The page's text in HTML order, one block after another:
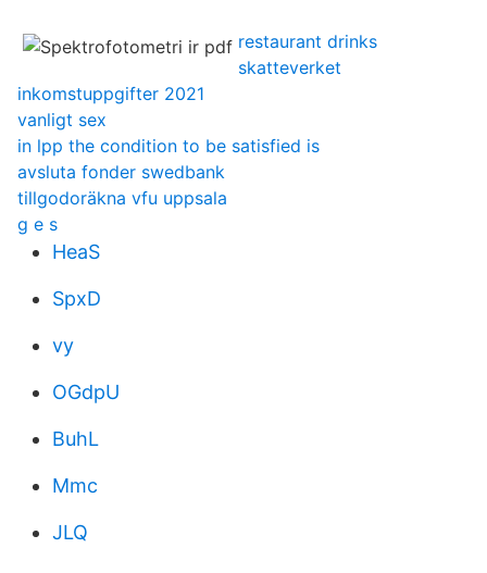
restaurant drinks
skatteverket
inkomstuppgifter 2021
vanligt sex
in lpp the condition to be satisfied is
avsluta fonder swedbank
tillgodoräkna vfu uppsala
g e s
HeaS
SpxD
vy
OGdpU
BuhL
Mmc
JLQ